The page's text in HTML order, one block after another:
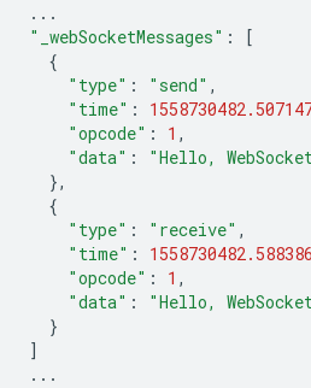
...
"_webSocketMessages" :
[
{
"type" : "send" ,
"time" :
"opcode" : 1 ,
"data" :
"Hello,
},
{
"type" : "receive" ,
"time" :
"opcode" : 1 ,
"data" :
"Hello,
}
]
...